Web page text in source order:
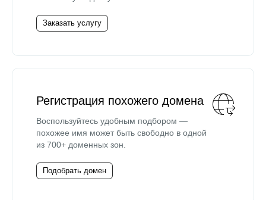
Заказать услугу
Регистрация похожего домена
Воспользуйтесь удобным подбором —
похожее имя может быть свободно в одной
из 700+ доменных зон.
Подобрать домен